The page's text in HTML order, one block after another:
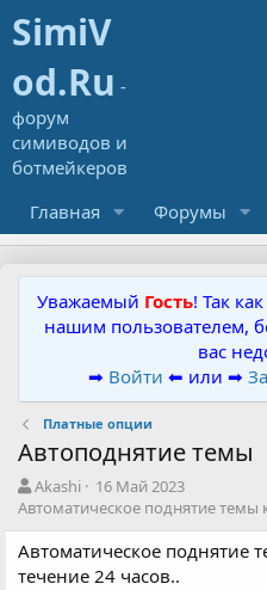
Главная Форумы
Уважаемый Гость! Так
нашим пользователем,
вас
➡ Войти ⬅ или ➡
Платные опции
Автоподнятие темы
А
в
т
о
р
Akashi
Д
а
т
а
с
16 Май 2023
Автоматическое поднятие темы
Автоматическое поднятие
течение 24 часов..